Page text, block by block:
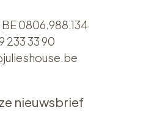
0806.988.134
233 33 90
nieuwsbrief